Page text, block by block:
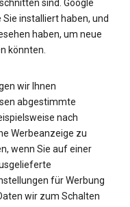
sind. Google
installiert haben, und
haben, um neue
könnten.
wir Ihnen
abgestimmte
nach
Werbeanzeige zu
wenn Sie auf einer
für Werbung
wir zum Schalten